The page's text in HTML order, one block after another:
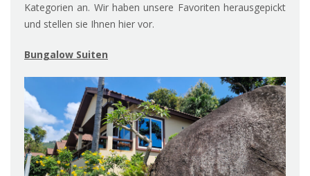
Kategorien an. Wir haben unsere Favoriten herausgepickt
und stellen sie Ihnen hier vor.
Bungalow Suiten